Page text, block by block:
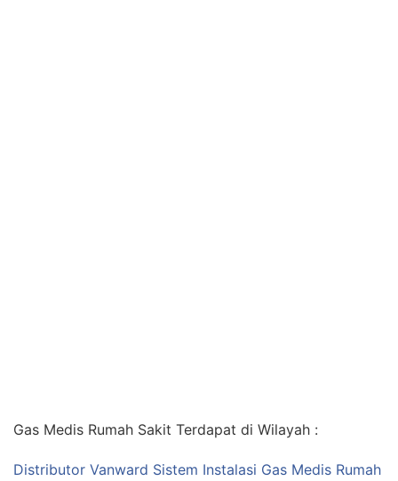
Gas Medis Rumah Sakit Terdapat di Wilayah :
Distributor Vanward Sistem Instalasi Gas Medis Rumah